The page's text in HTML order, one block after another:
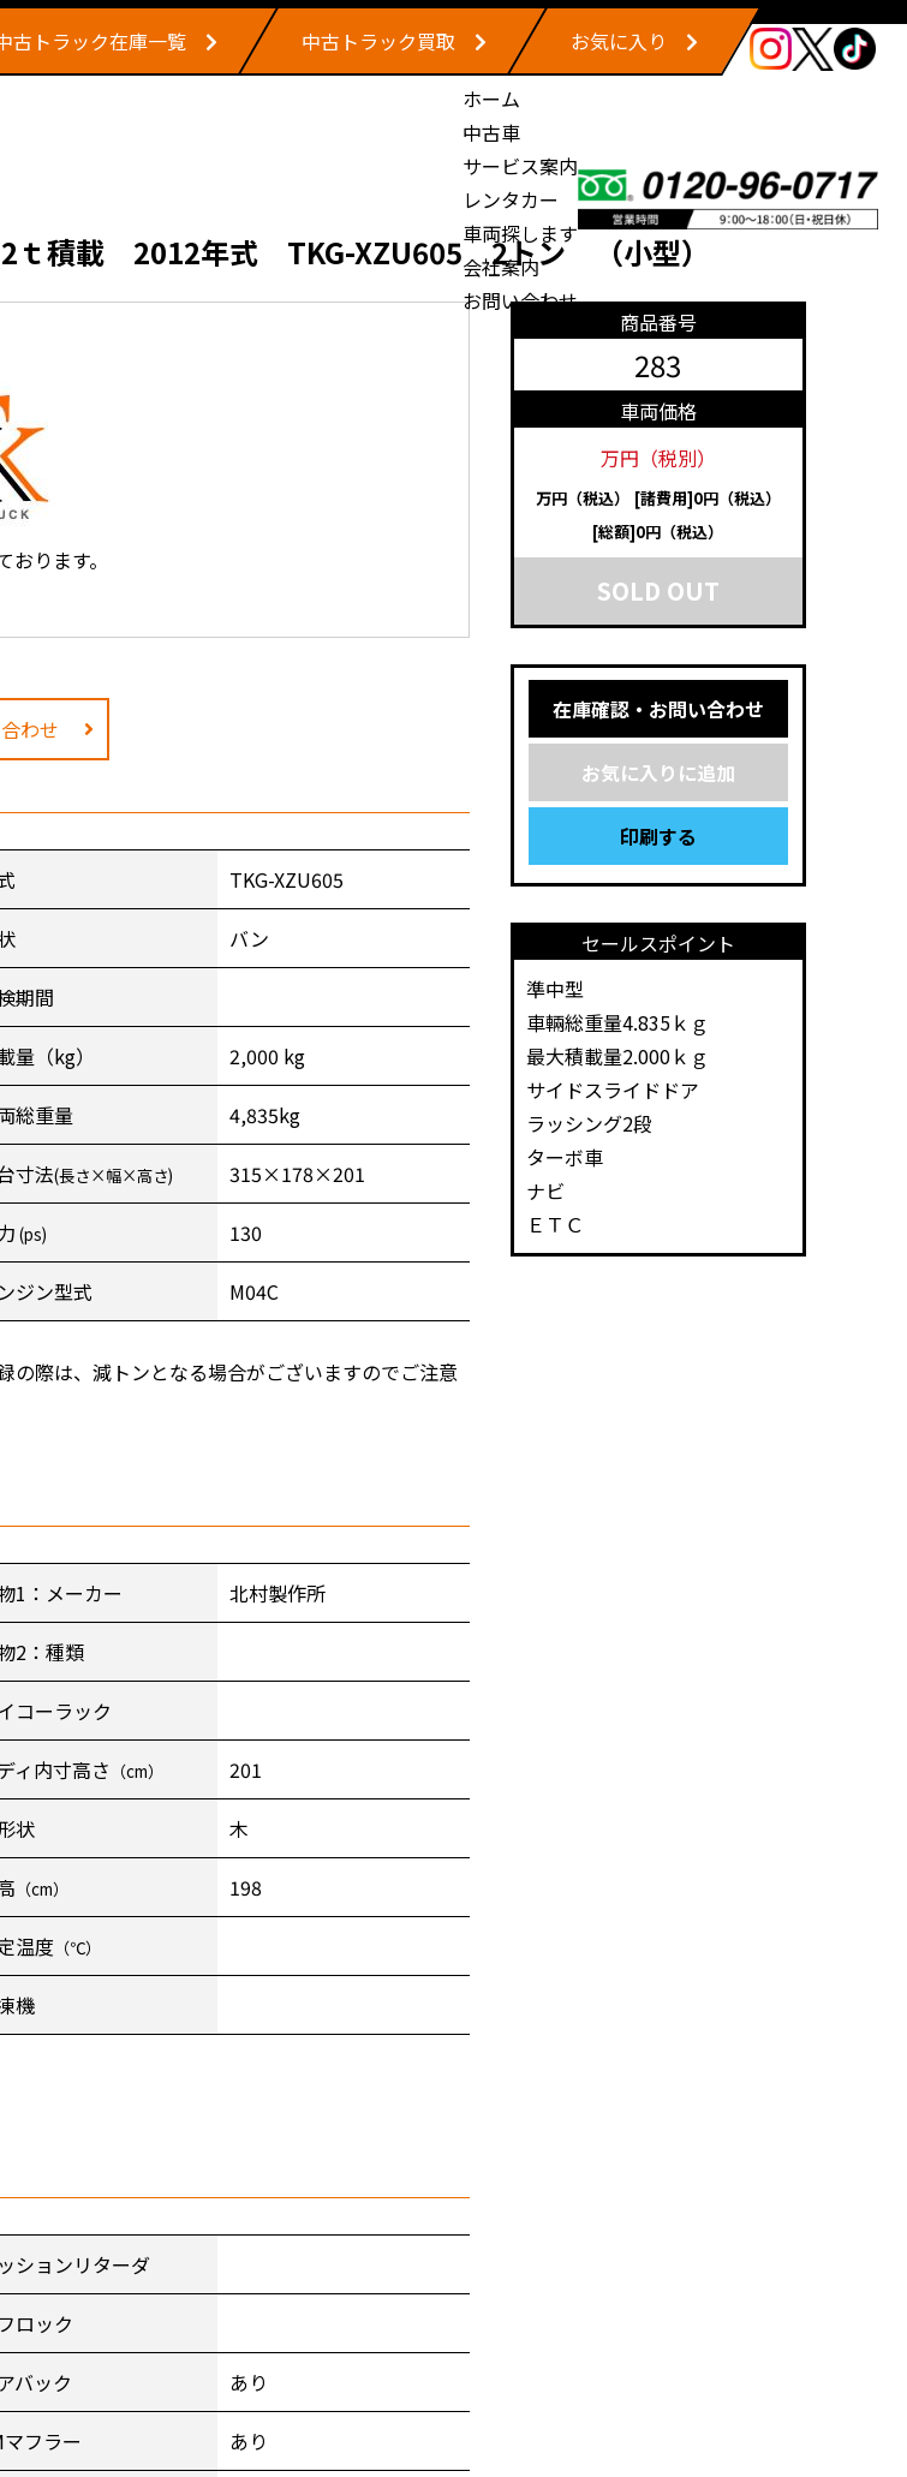
古トラック在庫一覧 中古トラック買取
お気に入り
ホーム
中古車
サービス案内
レンタカー
車両探します
会社案内
お問い合わせ
積載 2012年式 TKG-XZU605 2トン （小型）
ります。
わせ
TKG-XZU605
バン
期間
量（kg） 2,000 kg
総重量 4,835kg
寸法(長さ×幅×高さ) 315×178×201
(ps) 130
ジン型式
M04C
際は、減トンとなる場合がございますのでご注意
1：メーカー 北村製作所
2：種類
コーラック
ィ内寸高さ （cm） 201
状 木
（cm） 198
温度 （℃）
機
ションリターダ
ロック
バック あり
マフラー あり
商品番号
283
車両価格
万円（税別）
万円（税込）
[諸費用]0円（税込）
[総額]0円（税込）
SOLD OUT
在庫確認・お問い合わせ
お気に入りに追加
印刷する
セールスポイント
準中型
車輛総重量4.835ｋｇ
最大積載量2.000ｋｇ
サイドスライドドア
ラッシング2段
ターボ車
ナビ
ＥＴＣ